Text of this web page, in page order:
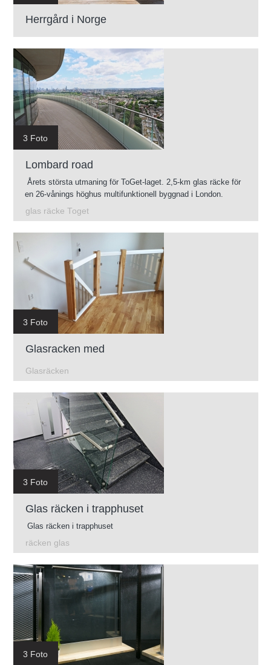
Herrgård i Norge
3 Foto
Lombard road
Årets största utmaning för ToGet-laget. 2,5-km glas räcke för
en 26-vånings höghus multifunktionell byggnad i London.
glas räcke Toget
3 Foto
Glasracken med
Glasräcken
3 Foto
Glas räcken i trapphuset
Glas räcken i trapphuset
räcken glas
3 Foto